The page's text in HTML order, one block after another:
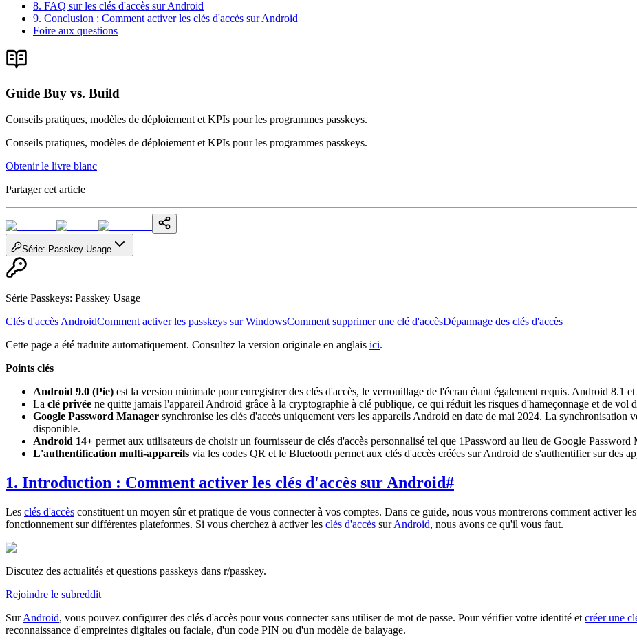
8. FAQ sur les clés d'accès sur Android
9. Conclusion : Comment activer les clés d'accès sur Android
Foire aux questions
Guide Buy vs. Build
Conseils pratiques, modèles de déploiement et KPIs pour les programmes passkeys.
Conseils pratiques, modèles de déploiement et KPIs pour les programmes passkeys.
Obtenir le livre blanc
Partager cet article
Série: Passkey Usage
Série Passkeys: Passkey Usage
Clés d'accès AndroidComment activer les passkeys sur WindowsComment supprimer une clé d'accèsDépannage des clés d'accès
Cette page a été traduite automatiquement. Consultez la version originale en anglais ici.
Points clés
Android 9.0 (Pie) est la version minimale pour enregistrer des clés d'accès, le verrouillage de l'écran étant également requis. Android 8.1
La clé privée ne quitte jamais l'appareil Android grâce à la cryptographie à clé publique, ce qui réduit les risques d'hameçonnage et de vol
Google Password Manager synchronise les clés d'accès uniquement vers les appareils Android en date de mai 2024. La synchronisation
disponible.
Android 14+ permet aux utilisateurs de choisir un fournisseur de clés d'accès personnalisé tel que 1Password au lieu de Google Password
L'authentification multi-appareils via les codes QR et le Bluetooth permet aux clés d'accès créées sur Android de s'authentifier sur des
1. Introduction : Comment activer les clés d'accès sur Android#
Les clés d'accès constituent un moyen sûr et pratique de vous connecter à vos comptes. Dans ce guide, nous vous montrerons comment activer les
fonctionnement sur différentes plateformes. Si vous cherchez à activer les clés d'accès surAndroid, nous avons ce qu'il vous faut.
Discutez des actualités et questions passkeys dans r/passkey.
Rejoindre le subreddit
SurAndroid, vous pouvez configurer des clés d'accès pour vous connecter sans utiliser de mot de passe. Pour vérifier votre identité et créer une
reconnaissance d'empreintes digitales ou faciale, d'un code PIN ou d'un modèle de balayage.